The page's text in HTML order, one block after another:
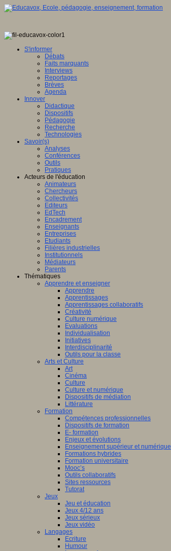
S'informer
Débats
Faits marquants
Interviews
Reportages
Brèves
Agenda
Innover
Didactique
Dispositifs
Pédagogie
Recherche
Technologies
Savoir(s)
Analyses
Conférences
Outils
Pratiques
Acteurs de l'éducation
Animateurs
Chercheurs
Collectivités
Editeurs
EdTech
Encadrement
Enseignants
Entreprises
Etudiants
Filières industrielles
Institutionnels
Médiateurs
Parents
Thématiques
Apprendre et enseigner
Apprendre
Apprentissages
Apprentissages collaboratifs
Créativité
Culture numérique
Evaluations
Individualisation
Initiatives
Interdisciplinarité
Outils pour la classe
Arts et Culture
Art
Cinéma
Culture
Culture et numérique
Dispositifs de médiation
Littérature
Formation
Compétences professionnelles
Dispositifs de formation
E- formation
Enjeux et évolutions
Enseignement supérieur et numérique
Formations hybrides
Formation universitaire
Mooc’s
Outils collaboratifs
Sites ressources
Tutorat
Jeux
Jeu et éducation
Jeux 4/12 ans
Jeux sérieux
Jeux vidéo
Langages
Ecriture
Humour